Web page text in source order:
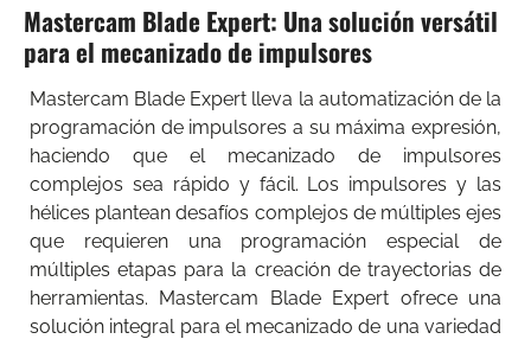
Mastercam Blade Expert: Una solución versátil
para el mecanizado de impulsores
Mastercam Blade Expert lleva la automatización de la
programación de impulsores a su máxima expresión,
haciendo que el mecanizado de impulsores
complejos sea rápido y fácil. Los impulsores y las
hélices plantean desafíos complejos de múltiples ejes
que requieren una programación especial de
múltiples etapas para la creación de trayectorias de
herramientas. Mastercam Blade Expert ofrece una
solución integral para el mecanizado de una variedad